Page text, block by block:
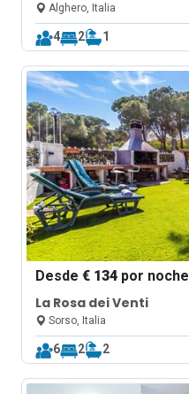
Alghero, Italia
4 2 1
Desde€ 134 por noche
La Rosa dei Venti
Sorso, Italia
6 2 2